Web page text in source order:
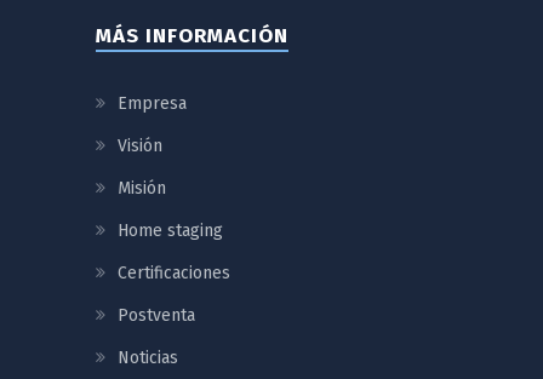
MÁS INFORMACIÓN
Empresa
Visión
Misión
Home staging
Certificaciones
Postventa
Noticias